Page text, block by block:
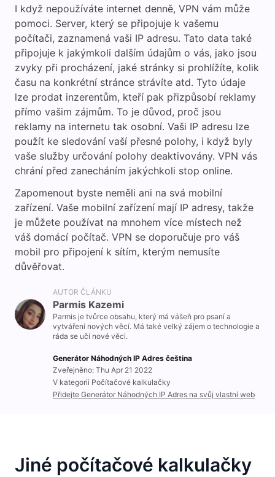
I když nepoužíváte internet denně, VPN vám může
pomoci. Server, který se připojuje k vašemu
počítači, zaznamená vaši IP adresu. Tato data také
připojuje k jakýmkoli dalším údajům o vás, jako jsou
zvyky při procházení, jaké stránky si prohlížíte, kolik
času na konkrétní stránce strávíte atd. Tyto údaje
lze prodat inzerentům, kteří pak přizpůsobí reklamy
přímo vašim zájmům. To je důvod, proč jsou
reklamy na internetu tak osobní. Vaši IP adresu lze
použít ke sledování vaší přesné polohy, i když byly
vaše služby určování polohy deaktivovány. VPN vás
chrání před zanecháním jakýchkoli stop online.
Zapomenout byste neměli ani na svá mobilní
zařízení. Vaše mobilní zařízení mají IP adresy, takže
je můžete používat na mnohem více místech než
váš domácí počítač. VPN se doporučuje pro váš
mobil pro připojení k sítím, kterým nemusíte
důvěřovat.
AUTOR ČLÁNKU
Parmis Kazemi
Parmis je tvůrce obsahu, který má vášeň pro psaní a
vytváření nových věcí. Má také velký zájem o technologie a
ráda se učí nové věci.
Generátor Náhodných IP Adres čeština
Zveřejněno: Thu Apr 21 2022
V kategorii Počítačové kalkulačky
Přidejte Generátor Náhodných IP Adres na svůj vlastní web
Jiné počítačové kalkulačky